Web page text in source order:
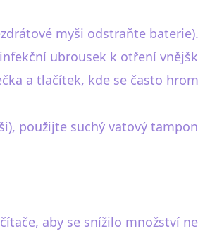
myši odstraňte baterie).
ubrousek k otření
a tlačítek, kde se často
použijte suchý vatový
aby se snížilo množství